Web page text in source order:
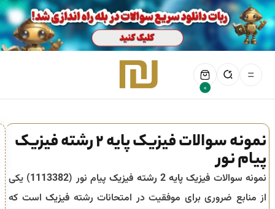
0
نمونه سوالات فیزیک پایه 2 رشته فیزیک
پیام نور
نمونه سوالات فیزیک پایه 2 رشته فیزیک پیام نور (1113382) یکی
از منابع ضروری برای موفقیت در امتحانات رشته فیزیک است که